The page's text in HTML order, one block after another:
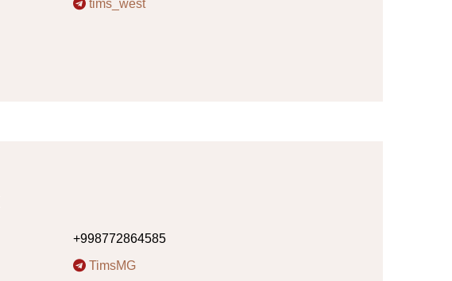
tims_west
+998772864585
TimsMG